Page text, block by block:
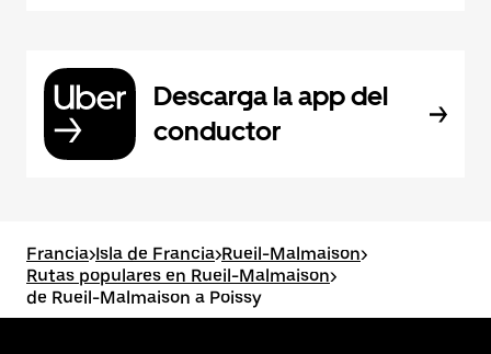
Descarga la app del
conductor
Francia>Isla de Francia>Rueil-Malmaison>
Rutas populares en Rueil-Malmaison>
de Rueil-Malmaison a Poissy